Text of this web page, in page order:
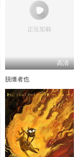
高清
脱缰者也